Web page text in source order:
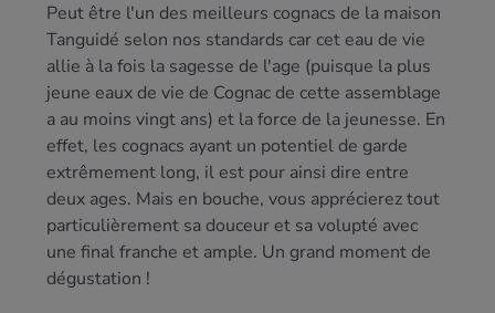
Peut être l'un des meilleurs cognacs de la maison
Tanguidé selon nos standards car cet eau de vie
allie à la fois la sagesse de l'age (puisque la plus
jeune eaux de vie de Cognac de cette assemblage
a au moins vingt ans) et la force de la jeunesse. En
effet, les cognacs ayant un potentiel de garde
extrêmement long, il est pour ainsi dire entre
deux ages. Mais en bouche, vous apprécierez tout
particulièrement sa douceur et sa volupté avec
une final franche et ample. Un grand moment de
dégustation !